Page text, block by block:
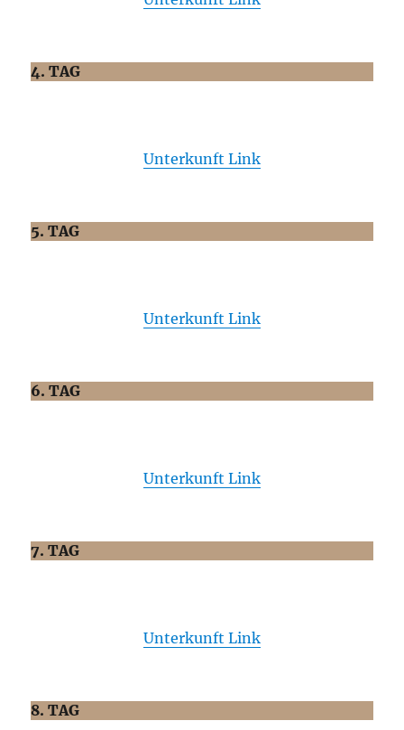
4. TAG
Unterkunft Link
5. TAG
Unterkunft Link
6. TAG
Unterkunft Link
7. TAG
Unterkunft Link
8. TAG